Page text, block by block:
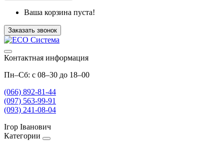
Ваша корзина пуста!
Заказать звонок
Контактная информация
Пн–Сб: с 08–30 до 18–00
(066) 892-81-44
(097) 563-99-91
(093) 241-08-04
Ігор Іванович
Категории